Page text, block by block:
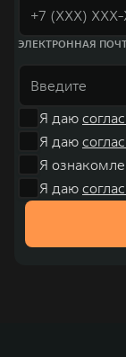
ЭЛЕКТРОННАЯ
Я даю
Я даю
Я
Я даю